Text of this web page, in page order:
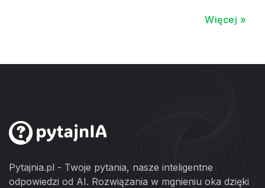
Więcej »
Pytajnia.pl - Twoje pytania, nasze inteligentne
odpowiedzi od AI. Rozwiązania w mgnieniu oka dzięki